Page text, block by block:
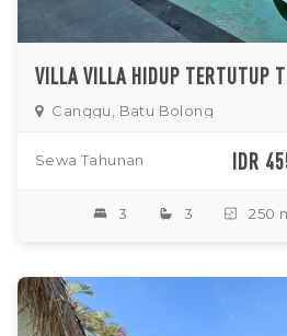
Canggu, Batu Bolong
Sewa Tahunan IDR
3 3 250